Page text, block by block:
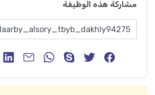
مشاركة هذه الوظيفة